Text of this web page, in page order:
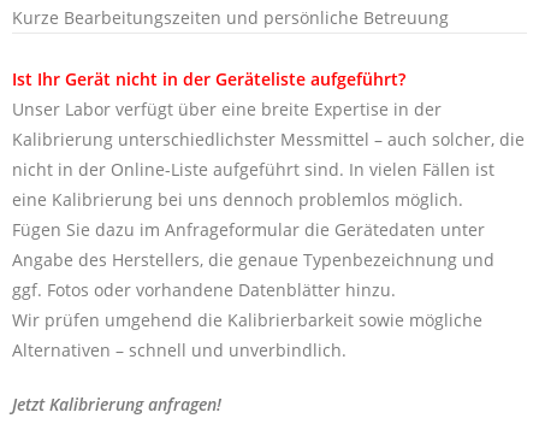
Kurze Bearbeitungszeiten und persönliche Betreuung
Ist Ihr Gerät nicht in der Geräteliste aufgeführt?
Unser Labor verfügt über eine breite Expertise in der
Kalibrierung unterschiedlichster Messmittel – auch solcher, die
nicht in der Online-Liste aufgeführt sind. In vielen Fällen ist
eine Kalibrierung bei uns dennoch problemlos möglich.
Fügen Sie dazu im Anfrageformular die Gerätedaten unter
Angabe des Herstellers, die genaue Typenbezeichnung und
ggf. Fotos oder vorhandene Datenblätter hinzu.
Wir prüfen umgehend die Kalibrierbarkeit sowie mögliche
Alternativen – schnell und unverbindlich.
Jetzt Kalibrierung anfragen!